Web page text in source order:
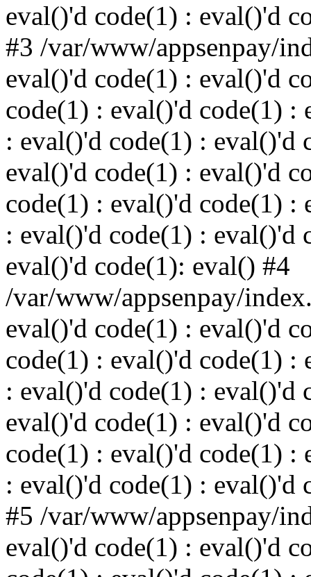
eval()'d code(1) : eval()'d
#3 /var/www/appsenpay/
eval()'d code(1) : eval()'d
code(1) : eval()'d code(1) :
: eval()'d code(1) : eval()'d
eval()'d code(1) : eval()'d
code(1) : eval()'d code(1) :
: eval()'d code(1) : eval()'d
eval()'d code(1): eval() #4
/var/www/appsenpay/
eval()'d code(1) : eval()'d
code(1) : eval()'d code(1) :
: eval()'d code(1) : eval()'d
eval()'d code(1) : eval()'d
code(1) : eval()'d code(1) :
: eval()'d code(1) : eval()'d
#5 /var/www/appsenpay/
eval()'d code(1) : eval()'d